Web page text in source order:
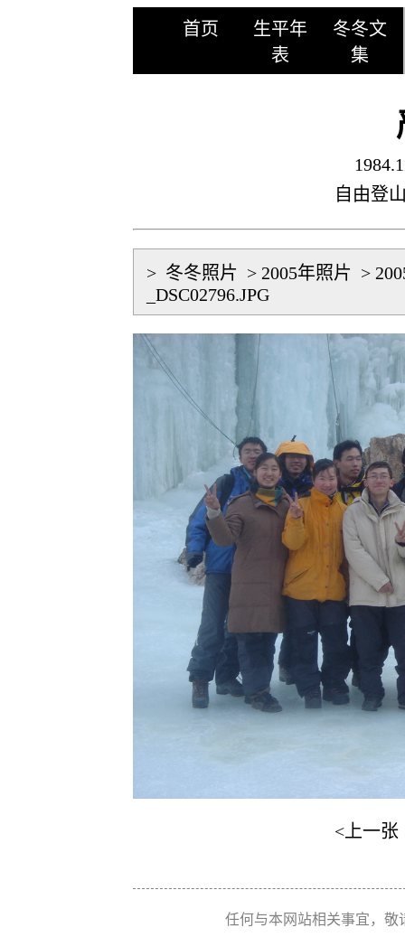
首页
生平年
表
冬冬文
集
自由登
> 冬冬照片 > 2005年照片 >
_DSC02796.JPG
<上一张
任何与本网站相关事宜，敬